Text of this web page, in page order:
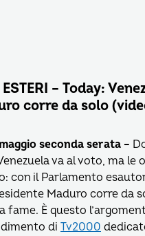
– Today:
corre da solo
seconda serata –
va al voto, ma le
con il Parlamento
Maduro corre da
fame. È questo
di Tv2000